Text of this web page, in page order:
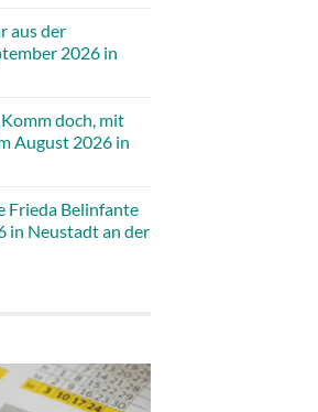
aus der
2026 in
doch, mit
August 2026 in
Frieda Belinfante
in Neustadt an der